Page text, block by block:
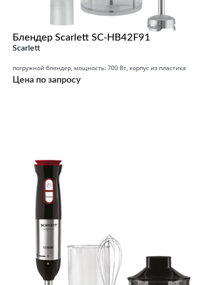
Блендер Scarlett SC-HB42F91
Scarlett
погружной блендер, мощность: 700 Вт, корпус из пластика
Цена по запросу